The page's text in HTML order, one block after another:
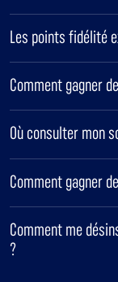
Les points fidélité
Comment gagner
Où consulter mon
Comment gagner
Comment me
?